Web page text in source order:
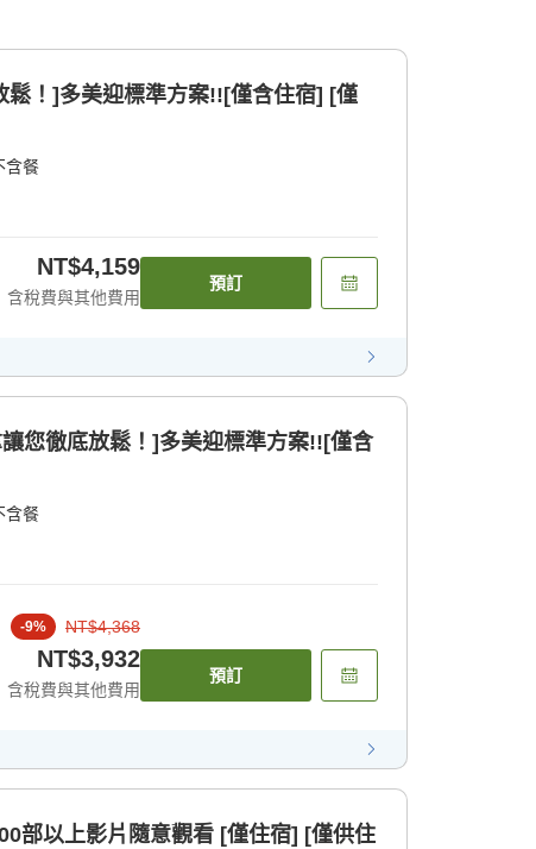
鬆！]多美迎標準方案!![僅含住宿] [僅
含餐
NT$4,159
含稅費與其他費用
預訂
您徹底放鬆！]多美迎標準方案!![僅含
含餐
-9% NT$4,368
NT$3,932
含稅費與其他費用
預訂
部以上影片隨意觀看 [僅住宿] [僅供住